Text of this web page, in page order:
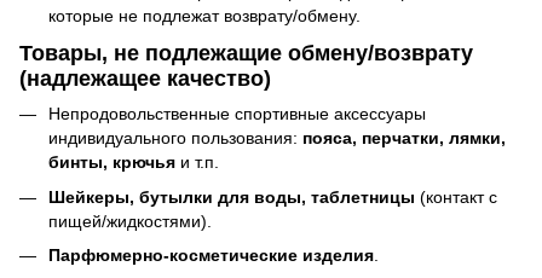
которые не подлежат возврату/обмену.
Товары, не подлежащие обмену/возврату
(надлежащее качество)
Непродовольственные спортивные аксессуары
индивидуального пользования: пояса, перчатки, лямки,
бинты, крючья и т.п.
Шейкеры, бутылки для воды, таблетницы (контакт с
пищей/жидкостями).
Парфюмерно-косметические изделия